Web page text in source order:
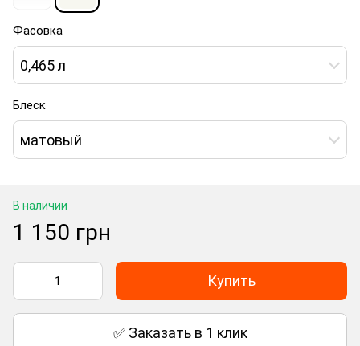
Фасовка
0,465 л
Блеск
матовый
В наличии
1 150 грн
Купить
✅ Заказать в 1 клик